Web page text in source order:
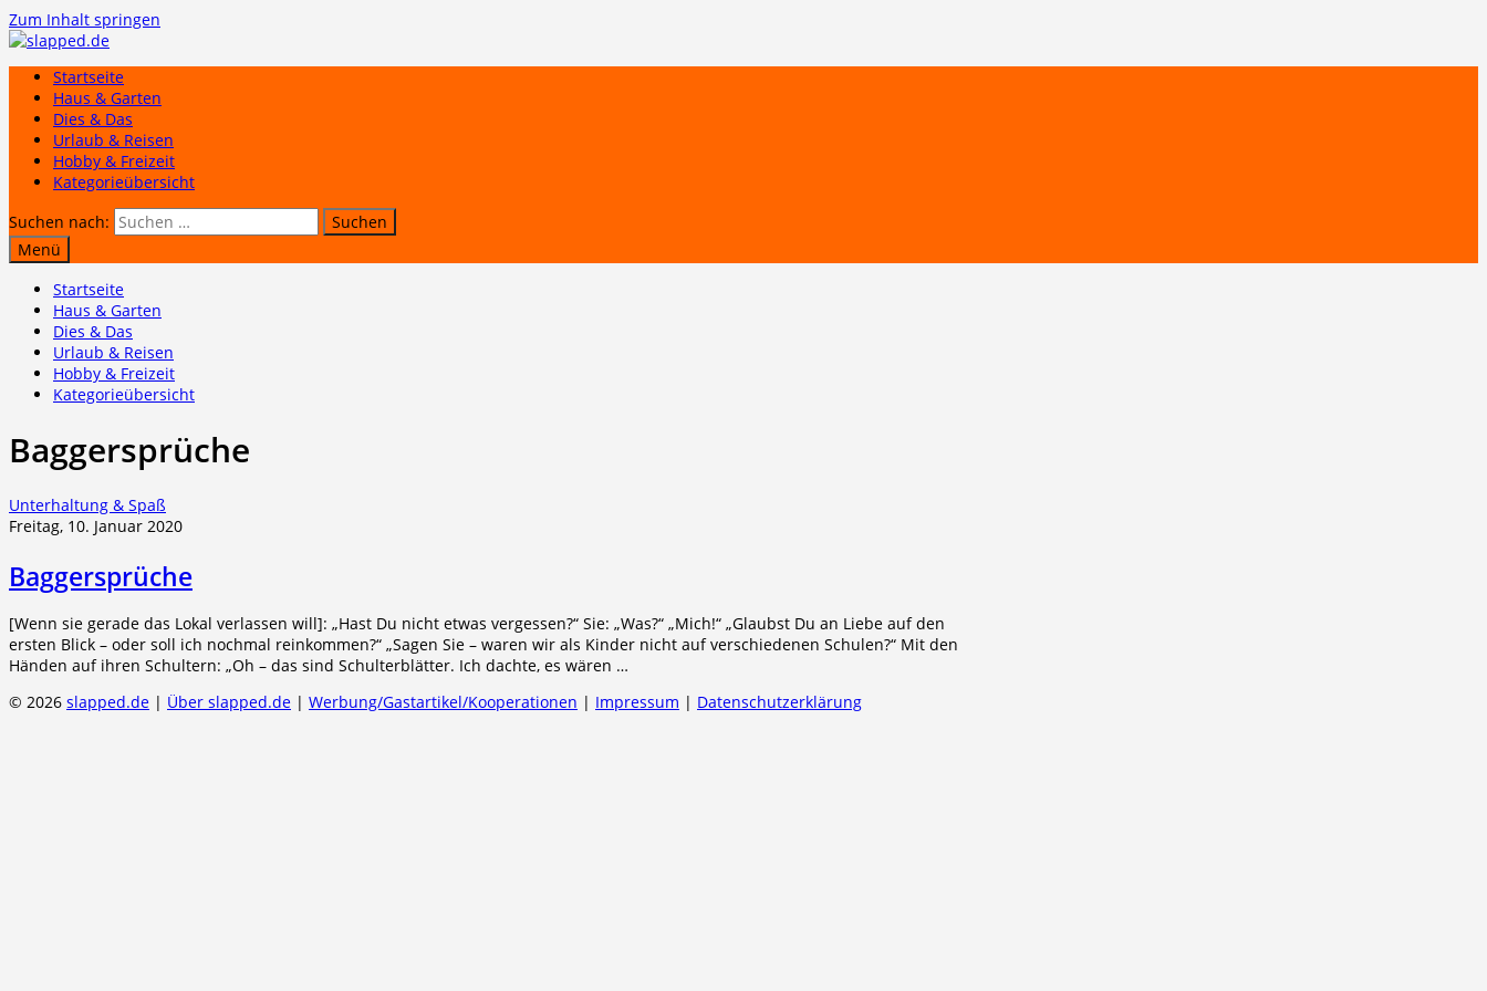
Zum Inhalt springen
Startseite
Haus & Garten
Dies & Das
Urlaub & Reisen
Hobby & Freizeit
Kategorieübersicht
Suchen nach:
Menü
Startseite
Haus & Garten
Dies & Das
Urlaub & Reisen
Hobby & Freizeit
Kategorieübersicht
Baggersprüche
Unterhaltung & Spaß
Freitag, 10. Januar 2020
Baggersprüche
[Wenn sie gerade das Lokal verlassen will]: „Hast Du nicht etwas vergessen?“ Sie: „Was?“ „Mich!“ „Glaubst Du an Liebe auf den
ersten Blick – oder soll ich nochmal reinkommen?“ „Sagen Sie – waren wir als Kinder nicht auf verschiedenen Schulen?“ Mit den
Händen auf ihren Schultern: „Oh – das sind Schulterblätter. Ich dachte, es wären …
© 2026 slapped.de | Über slapped.de | Werbung/Gastartikel/Kooperationen | Impressum | Datenschutzerklärung